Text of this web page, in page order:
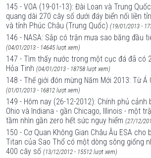
145 - VOA (19-01-13): Đài Loan và Trung
quang dài 270 cây số dưới đáy biển nối liền
và tỉnh Phúc Châu (Trung Quốc) (19/01/2013 -
146 - NASA: Sắp có trận mưa sao băng đầu
(04/01/2013 - 14645 lượt xem)
147 - Tìm thấy nước trong một cục đá đã có
Hỏa Tinh (04/01/2013 - 18758 lượt xem)
148 - Thế giới đón mừng Năm Mới 2013: Từ Á
(01/01/2013 - 16812 lượt xem)
149 - Hôm nay (26-12-2012): Chính phủ cảnh
Ohio và Indiana - gần Chicago, Illinois - một
tầm nhìn gần zero hết sức nguy hiểm (27/12/
150 - Cơ Quan Không Gian Châu Âu ESA
Titan của Sao Thổ có một dòng sông giống
400 cây số (13/12/2012 - 15512 lượt xem)